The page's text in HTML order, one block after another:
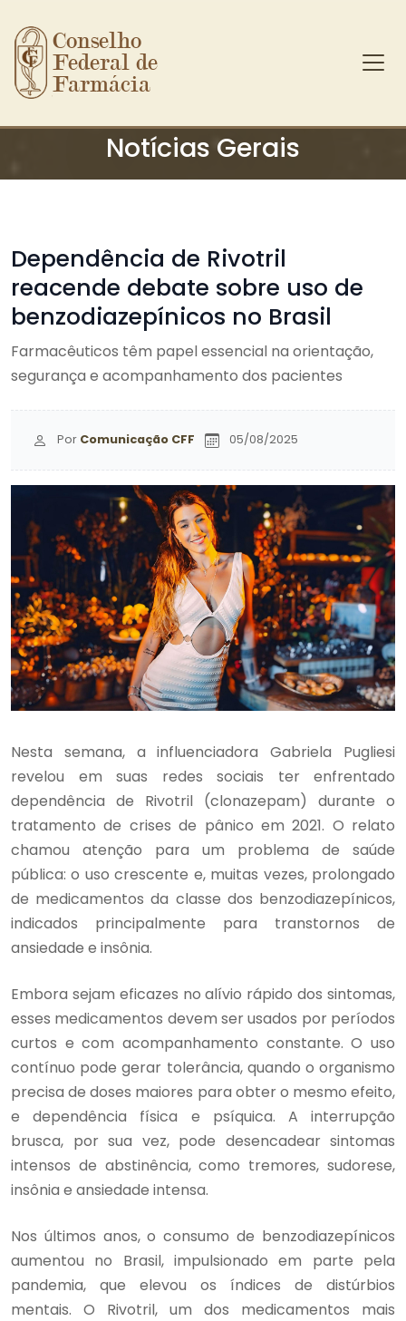
Ir para o conteúdo principal
Conselho
Federal de
Farmácia
Notícias Gerais
Dependência de Rivotril
reacende debate sobre uso de
benzodiazepínicos no Brasil
Farmacêuticos têm papel essencial na orientação,
segurança e acompanhamento dos pacientes
Por Comunicação CFF 05/08/2025
Nesta semana, a influenciadora Gabriela Pugliesi
revelou em suas redes sociais ter enfrentado
dependência de Rivotril (clonazepam) durante o
tratamento de crises de pânico em 2021. O relato
chamou atenção para um problema de saúde
pública: o uso crescente e, muitas vezes, prolongado
de medicamentos da classe dos benzodiazepínicos,
indicados principalmente para transtornos de
ansiedade e insônia.
Embora sejam eficazes no alívio rápido dos sintomas,
esses medicamentos devem ser usados por períodos
curtos e com acompanhamento constante. O uso
contínuo pode gerar tolerância, quando o organismo
precisa de doses maiores para obter o mesmo efeito,
e dependência física e psíquica. A interrupção
brusca, por sua vez, pode desencadear sintomas
intensos de abstinência, como tremores, sudorese,
insônia e ansiedade intensa.
Nos últimos anos, o consumo de benzodiazepínicos
aumentou no Brasil, impulsionado em parte pela
pandemia, que elevou os índices de distúrbios
mentais. O Rivotril, um dos medicamentos mais